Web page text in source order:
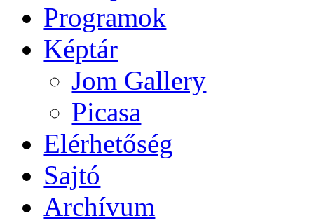
Programok
Képtár
Jom Gallery
Picasa
Elérhetőség
Sajtó
Archívum